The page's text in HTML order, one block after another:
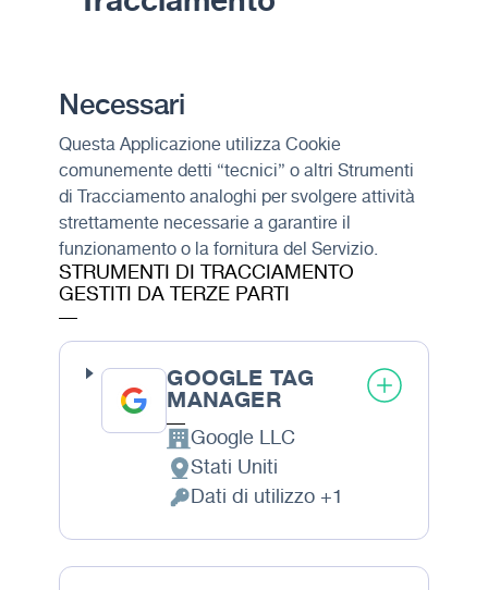
Necessari
Questa Applicazione utilizza Cookie
comunemente detti “tecnici” o altri Strumenti
di Tracciamento analoghi per svolgere attività
strettamente necessarie a garantire il
funzionamento o la fornitura del Servizio.
STRUMENTI DI TRACCIAMENTO
GESTITI DA TERZE PARTI
GOOGLE TAG
MANAGER
Azienda:
Google LLC
Luogo del trattamento:
Stati Uniti
Dati Personali trattati:
Dati di utilizzo +1